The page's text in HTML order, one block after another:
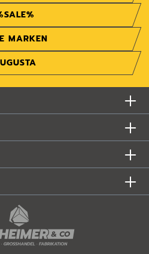
MARKEN